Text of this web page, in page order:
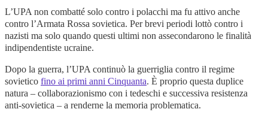
L’UPA non combatté solo contro i polacchi ma fu attivo anche
contro l’Armata Rossa sovietica. Per brevi periodi lottò contro i
nazisti ma solo quando questi ultimi non assecondarono le finalità
indipendentiste ucraine.
Dopo la guerra, l’UPA continuò la guerriglia contro il regime
sovietico fino ai primi anni Cinquanta. È proprio questa duplice
natura – collaborazionismo con i tedeschi e successiva resistenza
anti-sovietica – a renderne la memoria problematica.